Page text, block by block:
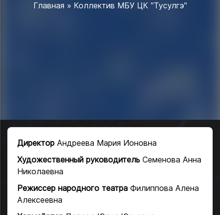
Главная » Коллектив МБУ ЦК "Тусулгэ"
Директор Андреева Мария Ионовна
Художественный руководитель Семенова Анна
Николаевна
Режиссер народного театра Филиппова Алена
Алексеевна